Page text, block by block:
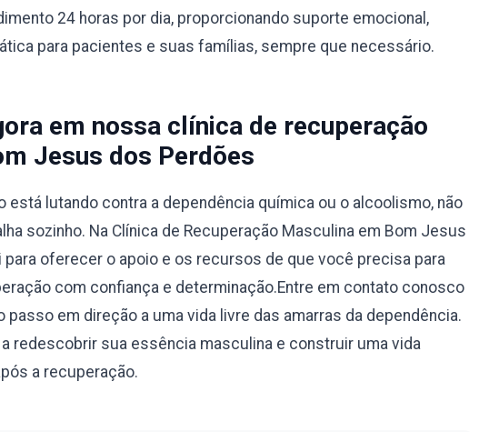
24 horas por dia, proporcionando suporte emocional,
para pacientes e suas famílias, sempre que necessário.
em nossa clínica de recuperação
Jesus dos Perdões
está lutando contra a dependência química ou o alcoolismo, não
sozinho. Na Clínica de Recuperação Masculina em Bom Jesus
oferecer o apoio e os recursos de que você precisa para
com confiança e determinação.Entre em contato conosco
passo em direção a uma vida livre das amarras da dependência.
redescobrir sua essência masculina e construir uma vida
a recuperação.